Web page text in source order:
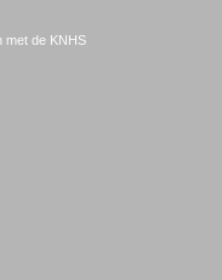
met de KNHS